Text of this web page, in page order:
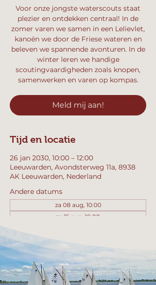
Voor onze jongste waterscouts staat
plezier en ontdekken centraal! In de
zomer varen we samen in een Lelievlet,
kanoën we door de Friese wateren en
beleven we spannende avonturen. In de
winter leren we handige
scoutingvaardigheden zoals knopen,
samenwerken en varen op kompas.
Meld mij aan!
Tijd en locatie
26 jan 2030, 10:00 – 12:00
Leeuwarden, Avondsterweg 11a, 8938
AK Leeuwarden, Nederland
Andere datums
za 08 aug, 10:00
za 15 aug, 10:00
Bekijk alle 358 datums
Meld mij aan!